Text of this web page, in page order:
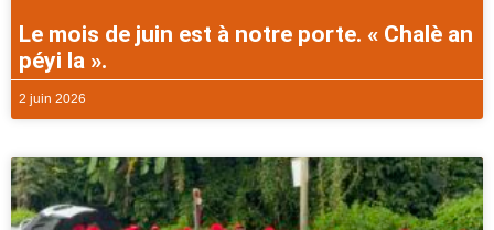
Le mois de juin est à notre porte. « Chalè an
péyi la ».
2 juin 2026